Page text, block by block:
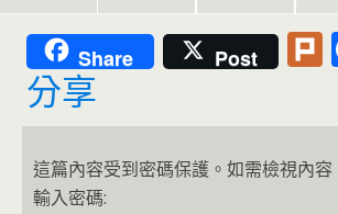
Share Post
分享
這篇內容受到密碼保護。如需檢視內
輸入密碼: